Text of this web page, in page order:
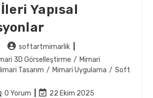
Yapısal
Post
author:
softartmimarlik
3D Görselleştirme / Mimari
Tasarım / Mimari Uygulama / Soft
0 Yorum
Post22 Ekim 2025